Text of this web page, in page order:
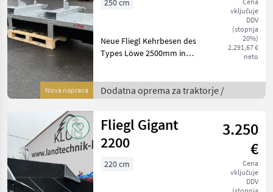
Nova naprava
vključuje
DDV
(stopnja
20%)
2.291,67 €
neto
250 cm
Neue Fliegl Kehrbesen des
Types Löwe 2500mm in
Stapleraufnahme -
Kehrbürste mit 8
(Borst
Dodatna oprema za traktorje /
Fliegl Gigant
2200
3.250
€
Cena
vključuje
DDV
220 cm